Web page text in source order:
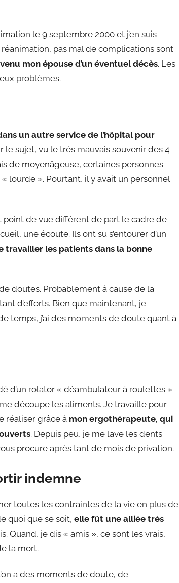
le 9 septembre 2000 et j’en suis
pas mal de complications sont
mon épouse d’un éventuel décès. Les
problèmes.
un autre service de l’hôpital pour
le sujet, vu le très mauvais souvenir des 4
de moyenâgeuse, certaines personnes
lourde ». Pourtant, il y avait un personnel
de vue différent de part le cadre de
une écoute. Ils ont su s’entourer d’un
travailler les patients dans la bonne
doutes. Probablement à cause de la
d’efforts. Bien que maintenant, je
temps, j’ai des moments de doute quant à
d’un rolator « déambulateur à roulettes »
découpe les aliments. Je travaille pour
réaliser grâce à mon ergothérapeute, qui
. Depuis peu, je me lave les dents
procure après tant de mois de privation.
indemne
toutes les contraintes de la vie en plus de
quoi que se soit, elle fût une alliée très
Quand, je dis « amis », ce sont les vrais,
la mort.
a des moments de doute, de